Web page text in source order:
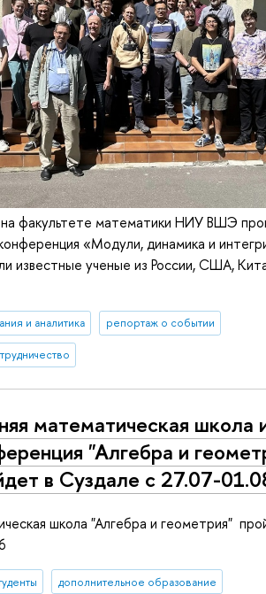
факультете математики НИУ ВШЭ
«Модули, динамика и
известные ученые из России, США,
и аналитика репортаж о событии
математическая школа
"Алгебра и
в Суздале с 27.07-
школа "Алгебра и геометрия"
дополнительное образование